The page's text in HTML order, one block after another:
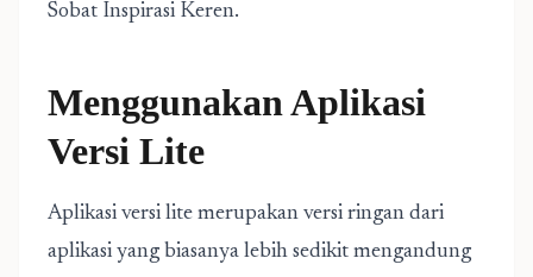
Sobat Inspirasi Keren.
Menggunakan Aplikasi
Versi Lite
Aplikasi versi lite merupakan versi ringan dari
aplikasi yang biasanya lebih sedikit mengandung